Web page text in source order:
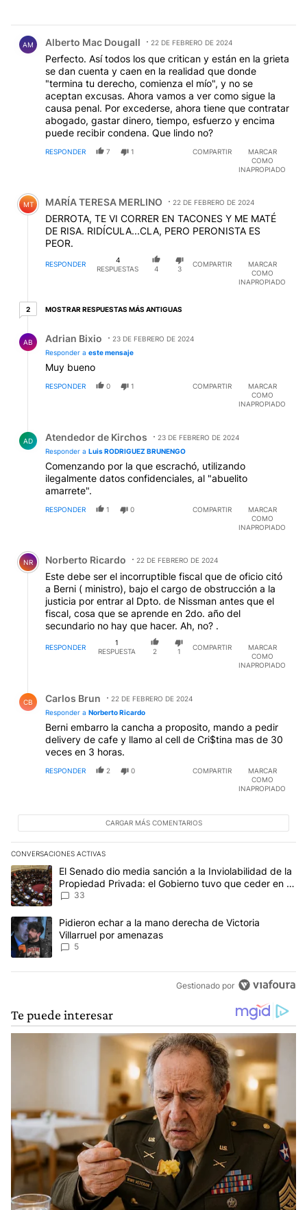
AM Alberto Mac Dougall 22 DE FEBRERO DE 2024
Perfecto. Así todos los que critican y están en la grieta
se dan cuenta y caen en la realidad que donde
"termina tu derecho, comienza el mío", y no se
aceptan excusas. Ahora vamos a ver como sigue la
causa penal. Por excederse, ahora tiene que contratar
abogado, gastar dinero, tiempo, esfuerzo y encima
puede recibir condena. Que lindo no?
RESPONDER 7 1 COMPARTIR
MARCAR
COMO
INAPROPIADO
Comentario de MARÍA TERESA MERLINO.
MT MARÍA TERESA MERLINO 22 DE FEBRERO DE 2024
DERROTA, TE VI CORRER EN TACONES Y ME MATÉ
DE RISA. RIDÍCULA...CLA, PERO PERONISTA ES
PEOR.
RESPONDER
4
RESPUESTAS
4 3
COMPARTIR
MARCAR
COMO
INAPROPIADO
22 respuestas más antiguas
MOSTRAR RESPUESTAS MÁS ANTIGUAS
AB Adrian Bixio
23 DE FEBRERO DE 2024
Responder a este mensaje
Muy bueno
RESPONDER 0 1 COMPARTIR
MARCAR
COMO
INAPROPIADO
AD Atendedor de Kirchos
23 DE FEBRERO DE 2024
Responder a Luis RODRIGUEZ BRUNENGO
Comenzando por la que escrachó, utilizando
ilegalmente datos confidenciales, al "abuelito
amarrete".
RESPONDER 1 0 COMPARTIR
MARCAR
COMO
INAPROPIADO
Comentario de Norberto Ricardo.
NR Norberto Ricardo 22 DE FEBRERO DE 2024
Este debe ser el incorruptible fiscal que de oficio citó
a Berni ( ministro), bajo el cargo de obstrucción a la
justicia por entrar al Dpto. de Nissman antes que el
fiscal, cosa que se aprende en 2do. año del
secundario no hay que hacer. Ah, no? .
RESPONDER
1
RESPUESTA
2 1
COMPARTIR
MARCAR
COMO
INAPROPIADO
CB Carlos Brun
22 DE FEBRERO DE 2024
Responder a Norberto Ricardo
Berni embarro la cancha a proposito, mando a pedir
delivery de cafe y llamo al cell de Cri$tina mas de 30
veces en 3 horas.
RESPONDER 2 0 COMPARTIR
MARCAR
COMO
INAPROPIADO
CARGAR MÁS COMENTARIOS
CONVERSACIONES ACTIVAS
Este listado muestra los artículos con más comentarios en los
Un artículo de tendencia con el título "El Senado dio media
El Senado dio media sanción a la Inviolabilidad de la
Propiedad Privada: el Gobierno tuvo que ceder en la
Ley del Manejo del Fuego
33
Un artículo de tendencia con el título "Pidieron echar a la mano
Pidieron echar a la mano derecha de Victoria
Villarruel por amenazas
5
Gestionado por